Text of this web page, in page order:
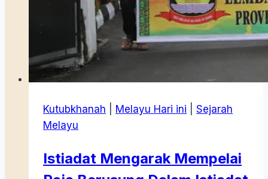
Kutubkhanah Melayu Hari ini
Sejarah
Melayu
Istiadat Mengarak Mempelai